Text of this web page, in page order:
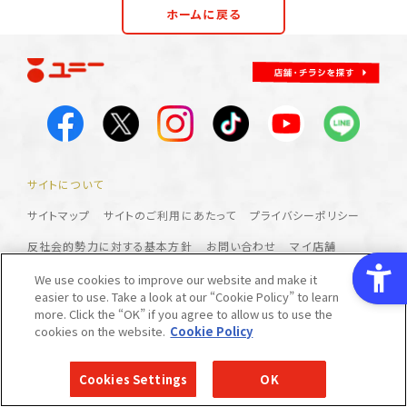
マイ店舗
ホームに戻る
サイトについて
サイトマップ
サイトのご利用にあたって
プライバシーポリシー
反社会的勢力に対する基本方針
お問い合わせ
マイ店舗
外部送信規律について
2020-2026 © UNY Co.,Ltd
We use cookies to improve our website and make it
easier to use. Take a look at our “Cookie Policy” to learn
more. Click the “OK” if you agree to allow us to use the
cookies on the website. Cookie Policy
Cookies Settings OK